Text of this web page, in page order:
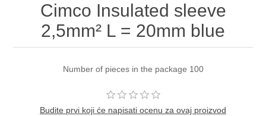
Cimco Insulated sleeve
2,5mm² L = 20mm blue
Number of pieces in the package 100
Budite prvi koji će napisati ocenu za ovaj proizvod